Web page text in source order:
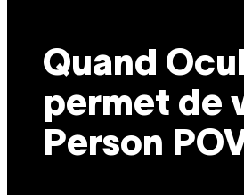
Quand
permet de
Person